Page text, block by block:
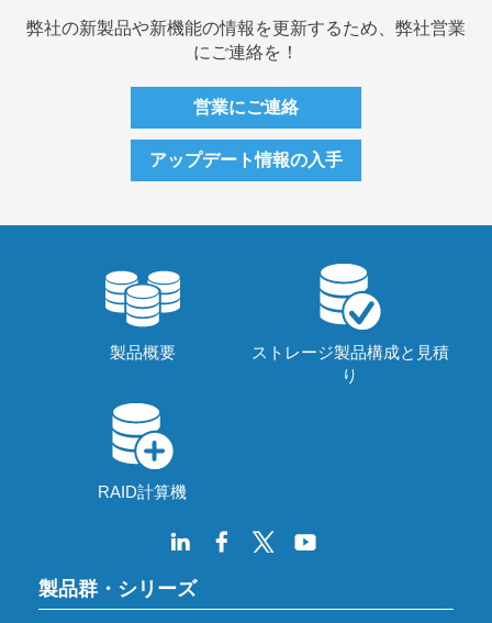
弊社の新製品や新機能の情報を更新するため、弊社営業
にご連絡を！
営業にご連絡
アップデート情報の入手
製品概要
ストレージ製品構成と見積
り
RAID計算機
製品群・シリーズ